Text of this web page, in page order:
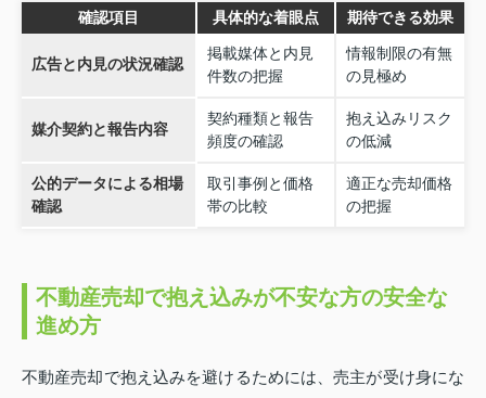
確認項目 具体的な着眼点 期待できる効果
広告と内見の状況確認
掲載媒体と内見
件数の把握
情報制限の有無
の見極め
媒介契約と報告内容
契約種類と報告
頻度の確認
抱え込みリスク
の低減
公的データによる相場
確認
取引事例と価格
帯の比較
適正な売却価格
の把握
不動産売却で抱え込みが不安な方の安全な
進め方
不動産売却で抱え込みを避けるためには、売主が受け身にな